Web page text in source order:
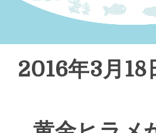
2016年3月18